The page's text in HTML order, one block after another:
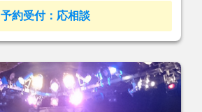
予約受付：応相談